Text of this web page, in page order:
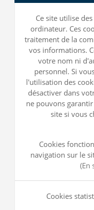
Ce site utilise
ordinateur. Ces
traitement de la
vos informations.
votre nom ni
personnel. Si
l'utilisation des
désactiver dans
ne pouvons
site si vous
Cookies
navigation sur le
(En
Cookies